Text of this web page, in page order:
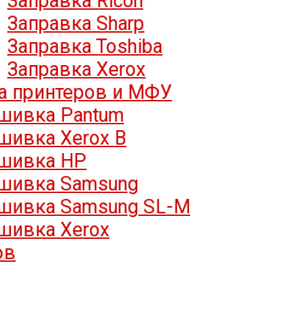
Заправка Sharp
Заправка Toshiba
Заправка Xerox
принтеров и МФУ
Pantum
Xerox B
HP
Samsung
Samsung SL-M
Xerox